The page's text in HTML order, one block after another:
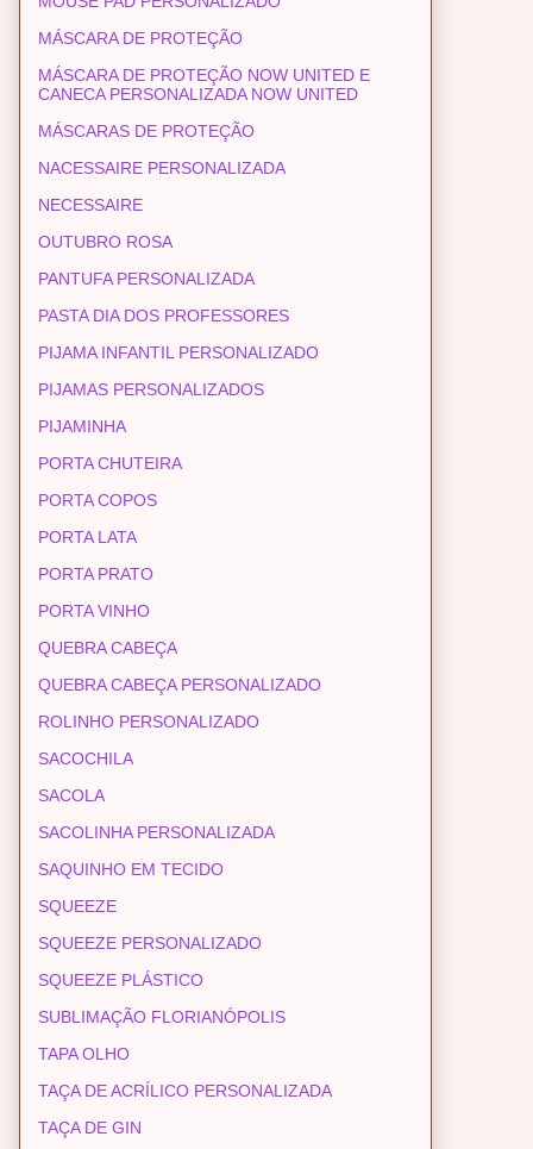
MÁSCARA DE PROTEÇÃO
MÁSCARA DE PROTEÇÃO NOW UNITED E
CANECA PERSONALIZADA NOW UNITED
MÁSCARAS DE PROTEÇÃO
NACESSAIRE PERSONALIZADA
NECESSAIRE
OUTUBRO ROSA
PANTUFA PERSONALIZADA
PASTA DIA DOS PROFESSORES
PIJAMA INFANTIL PERSONALIZADO
PIJAMAS PERSONALIZADOS
PIJAMINHA
PORTA CHUTEIRA
PORTA COPOS
PORTA LATA
PORTA PRATO
PORTA VINHO
QUEBRA CABEÇA
QUEBRA CABEÇA PERSONALIZADO
ROLINHO PERSONALIZADO
SACOCHILA
SACOLA
SACOLINHA PERSONALIZADA
SAQUINHO EM TECIDO
SQUEEZE
SQUEEZE PERSONALIZADO
SQUEEZE PLÁSTICO
SUBLIMAÇÃO FLORIANÓPOLIS
TAPA OLHO
TAÇA DE ACRÍLICO PERSONALIZADA
TAÇA DE GIN